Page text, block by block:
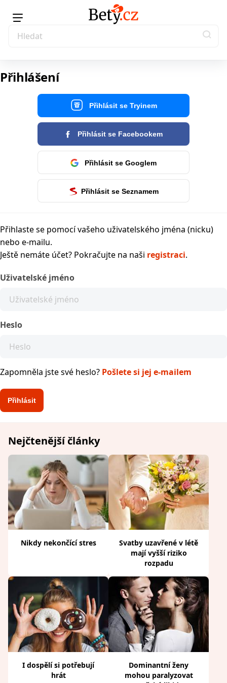
Přihlášení
Přihlásit se Tryinem
Přihlásit se Facebookem
Přihlásit se Googlem
Přihlásit se Seznamem
Přihlaste se pomocí vašeho uživatelského jména (nicku)
nebo e-mailu.
Ještě nemáte účet? Pokračujte na naši registraci.
Uživatelské jméno
Heslo
Zapomněla jste své heslo? Pošlete si jej e-mailem
Nejčtenější články
Nikdy nekončící stres
Svatby uzavřené v létě
mají vyšší riziko
rozpadu
I dospělí si potřebují
hrát
Dominantní ženy
mohou paralyzovat